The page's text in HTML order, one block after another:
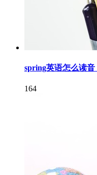
spring英语怎么读
164